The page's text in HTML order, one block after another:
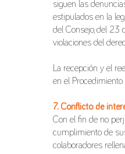
siguen las
estipulados en la
del Consejo, del 23
violaciones del
La recepción y el
en el
7. Conflicto de
Con el fin de no
cumplimiento de
colaboradores